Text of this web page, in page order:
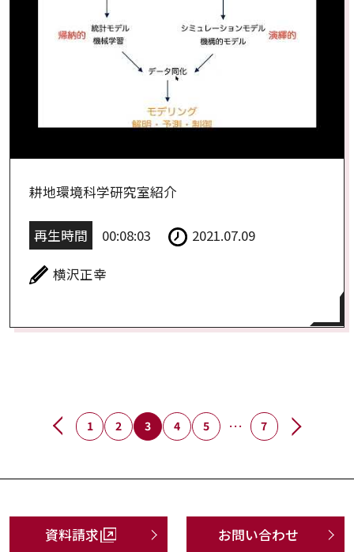
耕地環境科学研究室紹介
再生時間 00:08:03 2021.07.09
横沢正幸
1 2 3 4 5 … 7
資料請求 お問い合わせ